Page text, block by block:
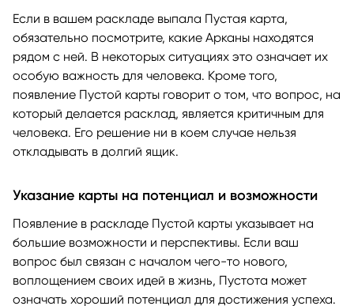
Если в вашем раскладе выпала Пустая карта,
обязательно посмотрите, какие Арканы находятся
рядом с ней. В некоторых ситуациях это означает их
особую важность для человека. Кроме того,
появление Пустой карты говорит о том, что вопрос, на
который делается расклад, является критичным для
человека. Его решение ни в коем случае нельзя
откладывать в долгий ящик.
Указание карты на потенциал и возможности
Появление в раскладе Пустой карты указывает на
большие возможности и перспективы. Если ваш
вопрос был связан с началом чего-то нового,
воплощением своих идей в жизнь, Пустота может
означать хороший потенциал для достижения успеха.